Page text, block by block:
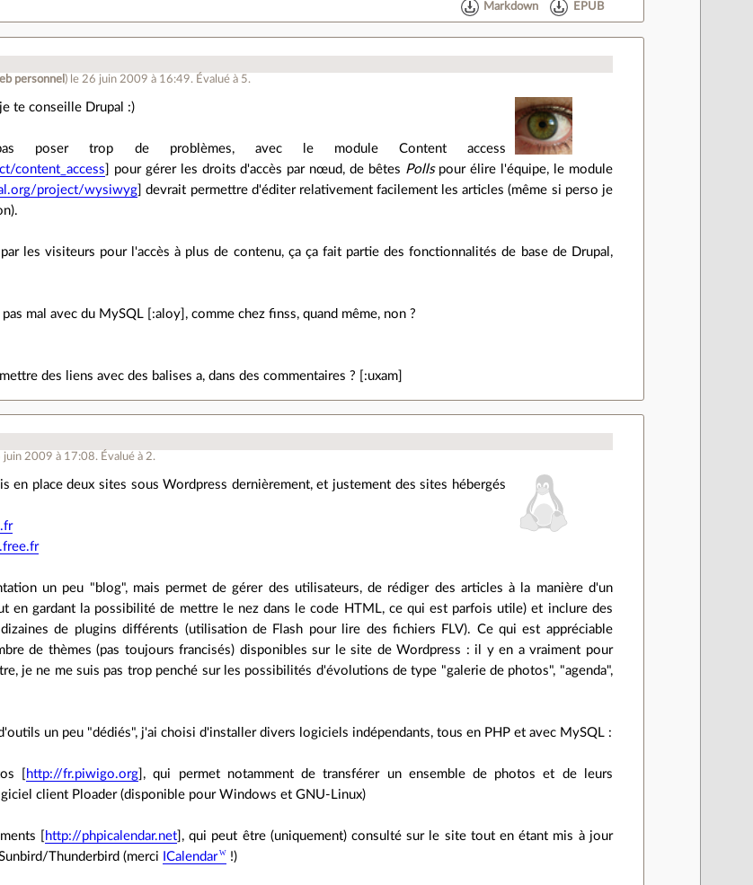
Markdown EPUB
personnel ) le 26 juin 2009 à 16:49. Évalué à 5.
te conseille Drupal :)
poser trop de problèmes, avec le module Content access
content_access ] pour gérer les droits d'accès par nœud, de bêtes Pollspour élire l'équipe, le module
project/wysiwyg ] devrait permettre d'éditer relativement facilement les articles (même si perso je
les visiteurs pour l'accès à plus de contenu, ça ça fait partie des fonctionnalités de base de Drupal,
pas mal avec du MySQL [:aloy], comme chez finss, quand même, non ?
des liens avec des balises a, dans des commentaires ? [:uxam]
juin 2009 à 17:08. Évalué à 2.
en place deux sites sous Wordpress dernièrement, et justement des sites hébergés
un peu "blog", mais permet de gérer des utilisateurs, de rédiger des articles à la manière d'un
en gardant la possibilité de mettre le nez dans le code HTML, ce qui est parfois utile) et inclure des
de plugins différents (utilisation de Flash pour lire des fichiers FLV). Ce qui est appréciable
de thèmes (pas toujours francisés) disponibles sur le site de Wordpress : il y en a vraiment pour
je ne me suis pas trop penché sur les possibilités d'évolutions de type "galerie de photos", "agenda",
un peu "dédiés", j'ai choisi d'installer divers logiciels indépendants, tous en PHP et avec MySQL :
[ http://fr.piwigo.org ], qui permet notamment de transférer un ensemble de photos et de leurs
client Ploader (disponible pour Windows et GNU-Linux)
[ http://phpicalendar.net ], qui peut être (uniquement) consulté sur le site tout en étant mis à jour
Thunderbird (merci
ICalendar !)